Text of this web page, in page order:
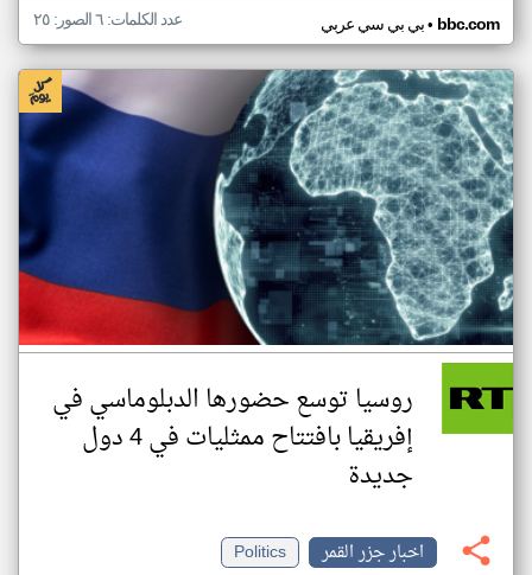
بي بي سي عربي• bbc.com عدد الكلمات: ٦ الصور: ٢٥
روسيا توسع حضورها الدبلوماسي في
إفريقيا بافتتاح ممثليات في 4 دول
جديدة
اخبار جزر القمر
Politics